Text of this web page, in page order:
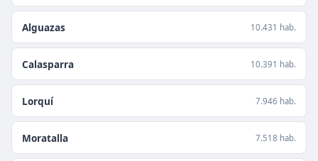
Alguazas 10.431 hab.
Calasparra 10.391 hab.
Lorquí 7.946 hab.
Moratalla 7.518 hab.